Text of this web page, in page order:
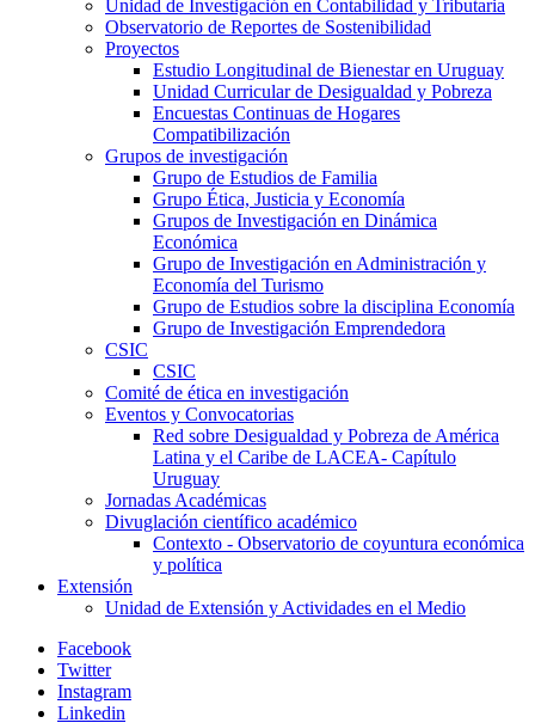
Unidad de Investigación en Contabilidad y Tributaria
Observatorio de Reportes de Sostenibilidad
Proyectos
Estudio Longitudinal de Bienestar en Uruguay
Unidad Curricular de Desigualdad y Pobreza
Encuestas Continuas de Hogares
Compatibilización
Grupos de investigación
Grupo de Estudios de Familia
Grupo Ética, Justicia y Economía
Grupos de Investigación en Dinámica
Económica
Grupo de Investigación en Administración y
Economía del Turismo
Grupo de Estudios sobre la disciplina Economía
Grupo de Investigación Emprendedora
CSIC
CSIC
Comité de ética en investigación
Eventos y Convocatorias
Red sobre Desigualdad y Pobreza de América
Latina y el Caribe de LACEA- Capítulo
Uruguay
Jornadas Académicas
Divuglación científico académico
Contexto - Observatorio de coyuntura económica
y política
Extensión
Unidad de Extensión y Actividades en el Medio
Facebook
Twitter
Instagram
Linkedin